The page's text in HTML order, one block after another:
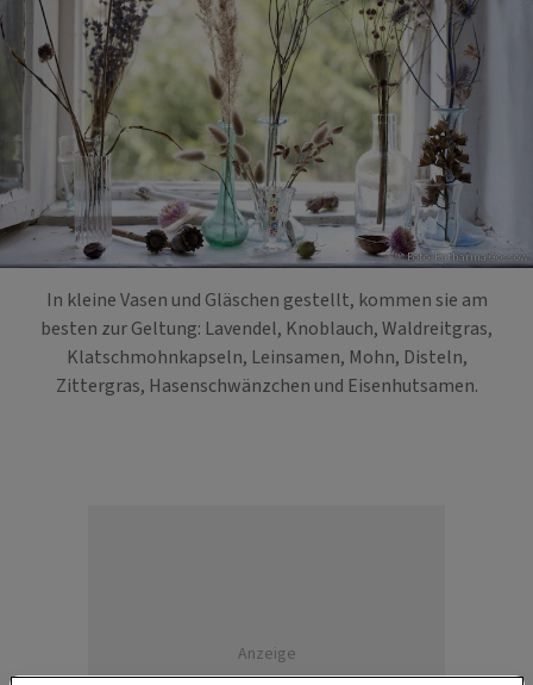
Foto: Katharina Gossow
In kleine Vasen und Gläschen gestellt, kommen sie am
besten zur Geltung: Lavendel, Knoblauch, Waldreitgras,
Klatschmohnkapseln, Leinsamen, Mohn, Disteln,
Zittergras, Hasenschwänzchen und Eisenhutsamen.
Anzeige